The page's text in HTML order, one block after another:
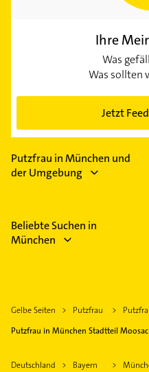
Ihre
Was
Was sollten
Jetzt
Putzfrau in München und
der Umgebung
Beliebte Suchen in
München
Gelbe Seiten Putzfrau
Putzfrau in München Stadtteil
Deutschland Bayern